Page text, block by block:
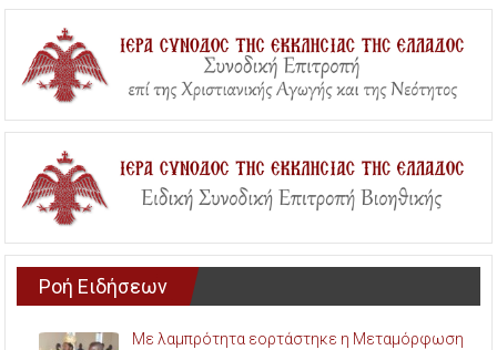
Ροή Ειδήσεων
Με λαμπρότητα εορτάστηκε η Μεταμόρφωση